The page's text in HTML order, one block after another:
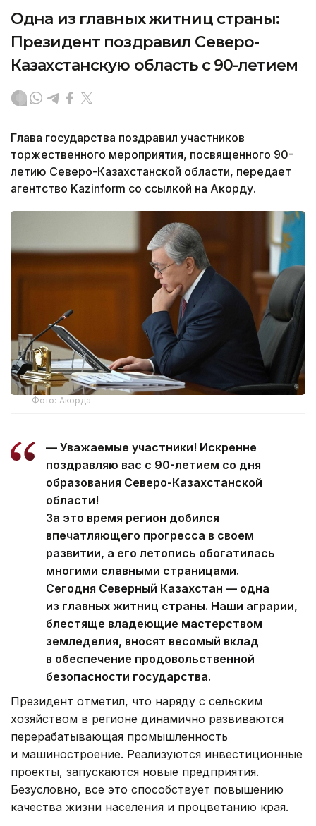
Одна из главных житниц страны:
Президент поздравил Северо-
Казахстанскую область с 90-летием
Глава государства поздравил участников
торжественного мероприятия, посвященного 90-
летию Северо-Казахстанской области, передает
агентство Kazinform со ссылкой на Акорду.
Фото: Акорда
— Уважаемые участники! Искренне
поздравляю вас с 90-летием со дня
образования Северо-Казахстанской
области!
За это время регион добился
впечатляющего прогресса в своем
развитии, а его летопись обогатилась
многими славными страницами.
Сегодня Северный Казахстан — одна
из главных житниц страны. Наши аграрии,
блестяще владеющие мастерством
земледелия, вносят весомый вклад
в обеспечение продовольственной
безопасности государства.
Президент отметил, что наряду с сельским
хозяйством в регионе динамично развиваются
перерабатывающая промышленность
и машиностроение. Реализуются инвестиционные
проекты, запускаются новые предприятия.
Безусловно, все это способствует повышению
качества жизни населения и процветанию края.